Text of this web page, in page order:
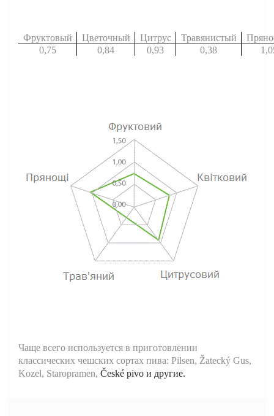
Фруктовый Цветочный Цитрус Травянистый
0,75
0,84 0,93 0,38
Чаще всего используется в приготовлении
классических чешских сортах пива: Pilsen, Žatecký Gus,
Kozel, Staropramen, České pivo и другие.